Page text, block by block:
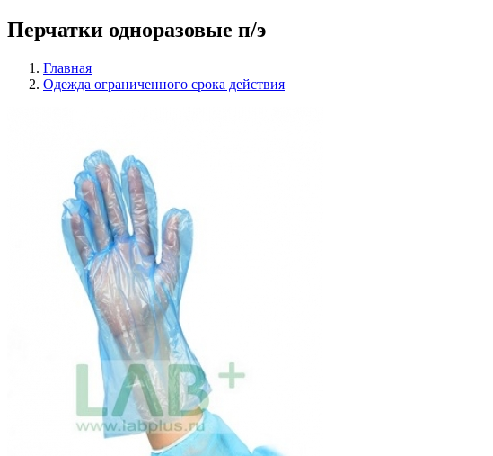
Перчатки одноразовые п/э
Главная
Одежда ограниченного срока действия